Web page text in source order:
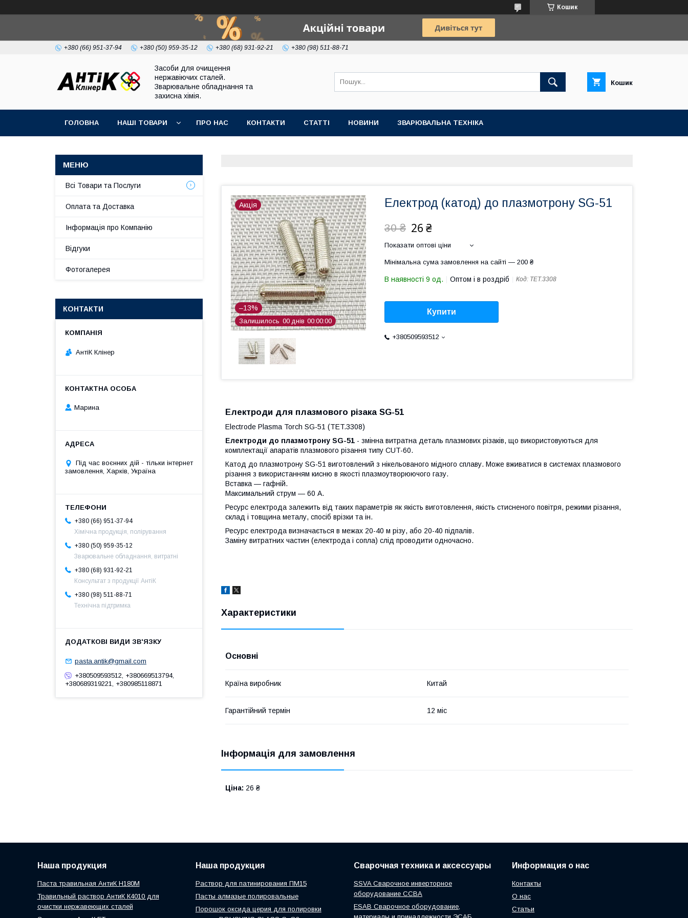
Кошик
+380 (66) 951-37-94 +380 (50) 959-35-12 +380 (68) 931-92-21 +380 (98) 511-88-71
Засоби для очищення
нержавіючих сталей.
Зварювальне обладнання та
захисна хімія.
Кошик
ГОЛОВНА НАШІ ТОВАРИ ПРО НАС КОНТАКТИ СТАТТІ НОВИНИ ЗВАРЮВАЛЬНА ТЕХНІКА
Акція
–13%
Залишилось 00 днів 00 00 00
Електрод (катод) до плазмотрону SG-51
30 ₴ 26 ₴
Показати оптові ціни
Мінімальна сума замовлення на сайті — 200 ₴
В наявності 9 од. Оптом і в роздріб Код: TET.3308
Купити
+380509593512
Електроди для плазмового різака SG-51
Electrode Plasma Torch SG-51 (TET.3308)
Електроди до плазмотрону SG-51 - змінна витратна деталь плазмових різаків, що використовуються для
комплектації апаратів плазмового різання типу CUT-60.
Катод до плазмотрону SG-51 виготовлений з нікельованого мідного сплаву. Може вживатися в системах плазмового
різання з використанням кисню в якості плазмоутворюючого газу.
Вставка ― гафній.
Максимальний струм ― 60 А.
Ресурс електрода залежить від таких параметрів як якість виготовлення, якість стисненого повітря, режими різання,
склад і товщина металу, спосіб врізки та ін.
Ресурс електрода визначається в межах 20-40 м різу, або 20-40 підпалів.
Заміну витратних частин (електрода і сопла) слід проводити одночасно.
Характеристики
Основні
Країна виробник Китай
Гарантійний термін 12 міс
Інформація для замовлення
Ціна: 26 ₴
Всі Товари та Послуги
Оплата та Доставка
Інформація про Компанію
Відгуки
Фотогалерея
КОНТАКТИ
АнтіК Клінер
Марина
Під час воєнних дій - тільки інтернет
замовлення, Харків, Україна
+380 (66) 951-37-94
Хімічна продукція, полірування
+380 (50) 959-35-12
Зварювальне обладнання, витратні
+380 (68) 931-92-21
Консультат з продукції АнтіК
+380 (98) 511-88-71
Технічна підтримка
pasta.antik@gmail.com
+380509593512, +380669513794,
+380689319221, +380985118871
Наша продукция
Паста травильная АнтиК Н180М
Травильный раствор АнтиК К4010 для
очистки нержавеющих сталей
Наша продукция
Раствор для патинирования ПМ15
Пасты алмазые полировальные
Порошок оксида церия для полировки
Сварочная техника и аксессуары
SSVA Сварочное инверторное
оборудование ССВА
ESAB Сварочное оборудование,
Информация о нас
Контакты
О нас
Статьи